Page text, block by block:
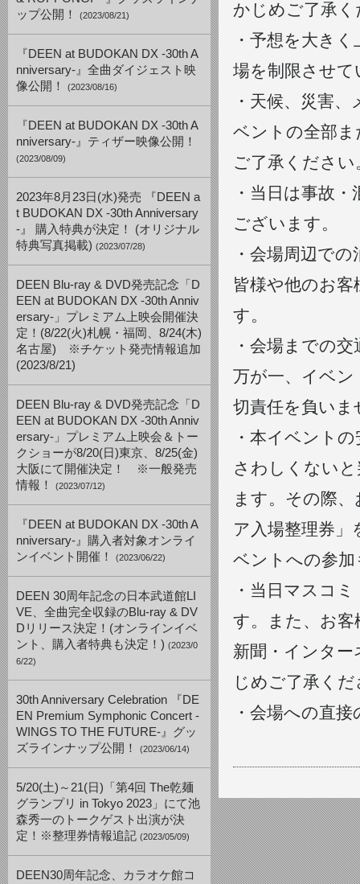
ップ公開！
(2023/08/21)
『DEEN at BUDOKAN DX -30th A
nniversary-』全曲ダイジェスト映
像公開！
(2023/08/16)
『DEEN at BUDOKAN DX -30th A
nniversary-』ティザー映像公開！
(2023/08/09)
2023年8月23日(水)発売 『DEEN a
t BUDOKAN DX -30th Anniversary
-』 購入特典が決定！ (オリジナル
特典写真掲載) (2023/07/28)
DEEN Blu-ray & DVD発売記念「D
EEN at BUDOKAN DX -30th Anniv
ersary-」プレミアム上映会開催決
定！(8/22(火)札幌・福岡、8/24(木)
名古屋) ※チケット発売情報追加
(2023/8/21)
DEEN Blu-ray & DVD発売記念「D
EEN at BUDOKAN DX -30th Anniv
ersary-」プレミアム上映会＆トー
クショーが8/20(日)東京、8/25(金)
大阪にて開催決定！ ※一般発売
情報！
(2023/07/12)
『DEEN at BUDOKAN DX -30th A
nniversary-』購入者対象オンライ
ンイベント開催！
(2023/06/22)
DEEN 30周年記念の日本武道館LI
VE、全曲完全収録のBlu-ray & DV
Dリリース決定！(オンラインイベ
ント、購入者特典も決定！) (2023/0
6/22)
30th Anniversary Celebration 『DE
EN Premium Symphonic Concert -
WINGS TO THE FUTURE-』グッ
ズラインナップ公開！
(2023/06/14)
5/20(土)～21(日)「第4回 The乾麺
グランプリ in Tokyo 2023」にて池
森秀一のトークゲスト出演が決
定！※整理券情報追記 (2023/05/09)
DEEN30周年記念、カラオケ館コ
かじめご了承
・予想を大き
場を制限させ
・天候、災害
ベントの全部
ご了承ください
・当日は事故
ございます。
・会場周辺で
皆様や他のお
す。
・会場までの
万が一、イベン
切責任を負いま
・本イベント
さわしくない
ます。その際
ア入場整理券
ベントへの参
・当日マスコ
す。また、お客
新聞・インタ
じめご了承く
・会場への直